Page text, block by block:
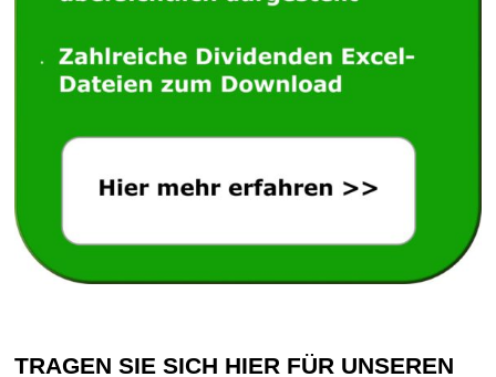
TRAGEN SIE SICH HIER FÜR UNSEREN